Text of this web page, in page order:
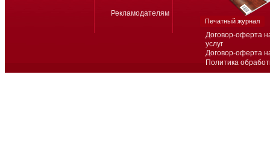
Договор-оферта
услуг
Договор-оферта
Политика
Рекламодателям
Печатный журнал